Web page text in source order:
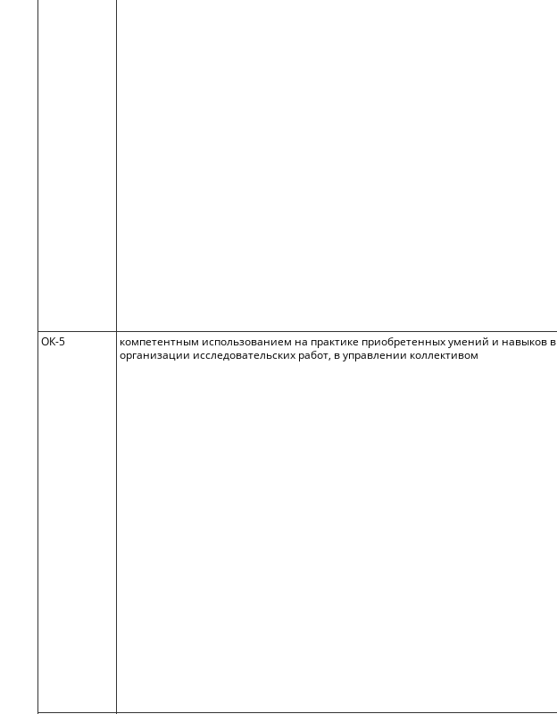
ОК-5
компетентным использованием на практике приобретенных умений и навыков в
организации исследовательских работ, в управлении коллективом